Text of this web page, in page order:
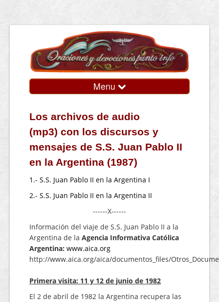
Menu
ITE / ECV
Audios
Escritos
Sitio anterior
Mi YouTube
Contacto
Los archivos de audio
(mp3) con los discursos y
mensajes de S.S. Juan Pablo II
en la Argentina (1987)
1.- S.S. Juan Pablo II en la Argentina I
2.- S.S. Juan Pablo II en la Argentina II
------X------
Información del viaje de S.S. Juan Pablo II a la
Argentina de la Agencia Informativa Católica
Argentina: www.aica.org
http://www.aica.org/aica/documentos_files/
Primera visita: 11 y 12 de junio de 1982
El 2 de abril de 1982 la Argentina recupera las